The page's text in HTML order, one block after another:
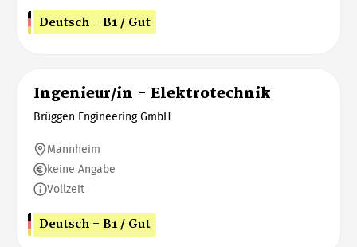
Deutsch - B1 / Gut
Ingenieur/in - Elektrotechnik
Brüggen Engineering GmbH
Mannheim
keine Angabe
Vollzeit
Deutsch - B1 / Gut